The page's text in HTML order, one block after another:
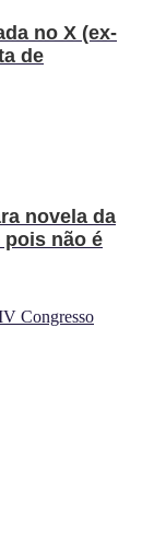
no X (ex-
de
novela da
não é
Congresso